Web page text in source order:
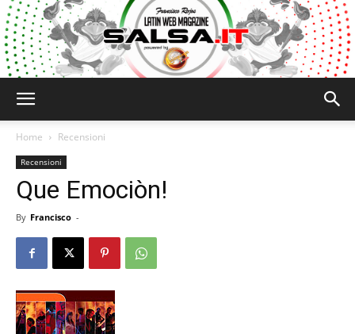
Home Recensioni
Recensioni
Que Emociòn!
By Francisco -